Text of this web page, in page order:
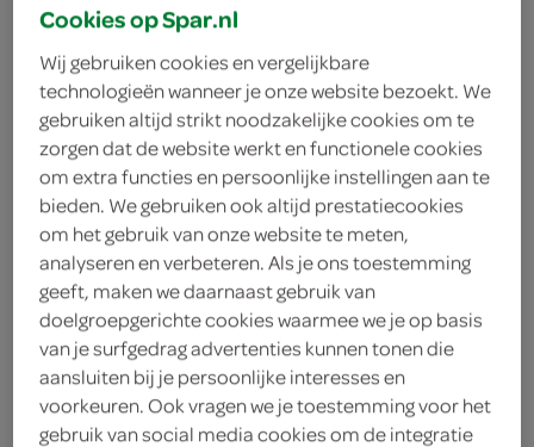
g'woon ragout
kippenvlees
g'woon
1.
89
400 Gram
Let op: aanbiedingen zijn niet zichtbaar bij de
Cookies op Spar.nl
Wij gebruiken cookies en vergelijkbare
technologieën wanneer je onze website bezoekt. We
gebruiken altijd strikt noodzakelijke cookies om te
zorgen dat de website werkt en functionele cookies
om extra functies en persoonlijke instellingen aan te
bieden. We gebruiken ook altijd prestatiecookies
om het gebruik van onze website te meten,
analyseren en verbeteren. Als je ons toestemming
geeft, maken we daarnaast gebruik van
doelgroepgerichte cookies waarmee we je op basis
van je surfgedrag advertenties kunnen tonen die
aansluiten bij je persoonlijke interesses en
voorkeuren. Ook vragen we je toestemming voor het
gebruik van social media cookies om de integratie